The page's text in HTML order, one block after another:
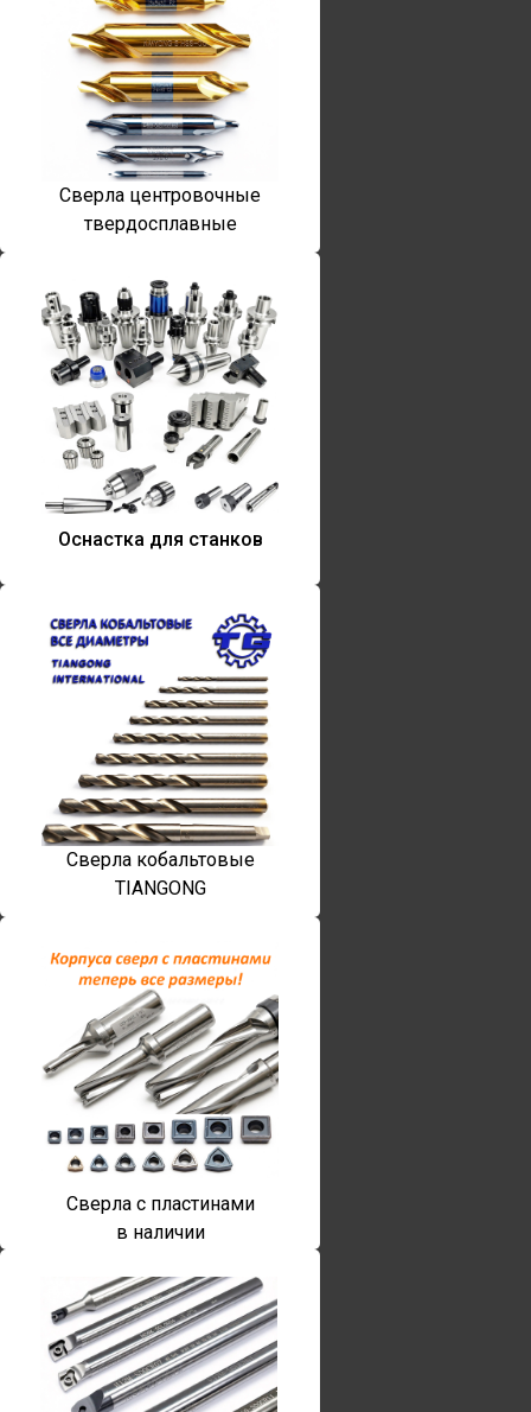
Сверла центровочные
твердосплавные
Оснастка для станков
Сверла кобальтовые
TIANGONG
Сверла с пластинами
в наличии